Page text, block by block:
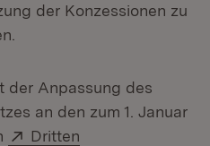
der Konzessionen zu
der Anpassung des
an den zum 1. Januar
Extern:
Dritten